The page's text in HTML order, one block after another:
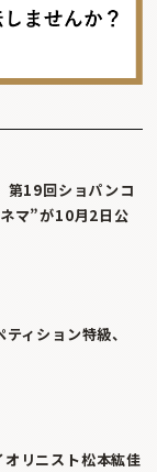
第19回ショパンコ
マ”が10月2日公
ィション特級、
リニスト松本紘佳